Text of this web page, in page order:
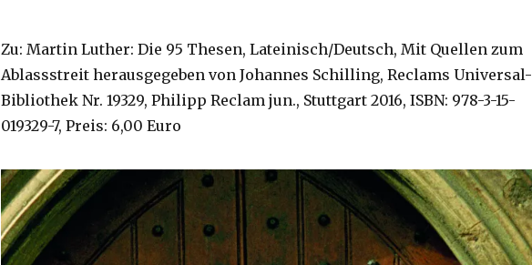
Zu: Martin Luther: Die 95 Thesen, Lateinisch/Deutsch, Mit Quellen zum
Ablassstreit herausgegeben von Johannes Schilling, Reclams Universal-
Bibliothek Nr. 19329, Philipp Reclam jun., Stuttgart 2016, ISBN: 978-3-15-
019329-7, Preis: 6,00 Euro